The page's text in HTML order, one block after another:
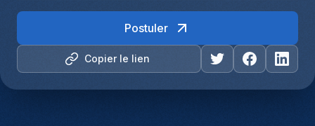
Copier le lien
Postuler